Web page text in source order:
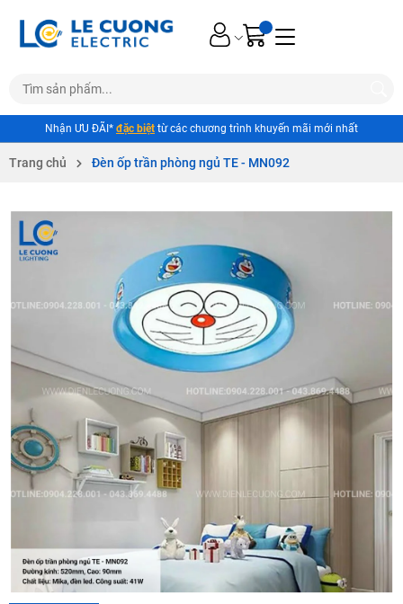
Nhận ƯU ĐÃI* đặc biệt từ các chương trình khuyến mãi mới nhất
Trang chủ Đèn ốp trần phòng ngủ TE - MN092
Ngày hết hạn:
Điều kiện:
Copy mã và nhập mã ở trang THANH TOÁN